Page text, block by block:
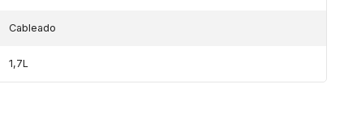
Cableado
1,7L